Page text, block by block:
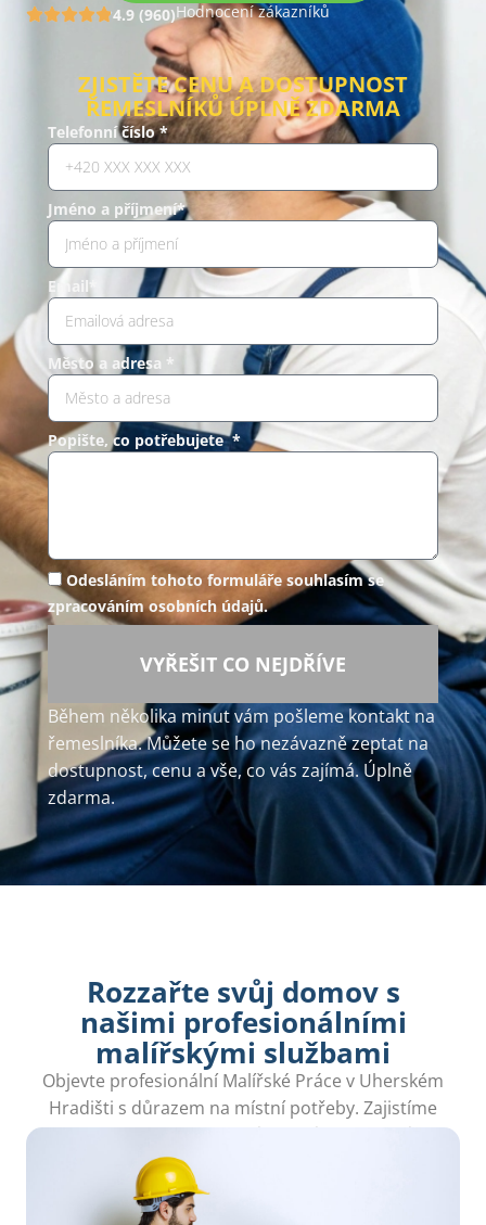
4.9 (960)Hodnocení zákazníků
ZJISTĚTE CENU A DOSTUPNOST
ŘEMESLNÍKŮ ÚPLNĚ ZDARMA
Telefonní číslo *
Jméno a příjmení*
Email*
Město a adresa *
Popište, co potřebujete *
Odesláním tohoto formuláře souhlasím se
zpracováním osobních údajů.
VYŘEŠIT CO NEJDŘÍVE
Během několika minut vám pošleme kontakt na
řemeslníka. Můžete se ho nezávazně zeptat na
dostupnost, cenu a vše, co vás zajímá. Úplně
zdarma.
Rozzařte svůj domov s
našimi profesionálními
malířskými službami
Objevte profesionální Malířské Práce v Uherském
Hradišti s důrazem na místní potřeby. Zajistíme
kvalitní malování pokojů, domů a exteriérů.